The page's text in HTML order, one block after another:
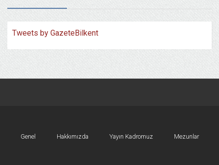
Tweets by GazeteBilkent
Genel Hakkımızda Yayın Kadromuz Mezunlar